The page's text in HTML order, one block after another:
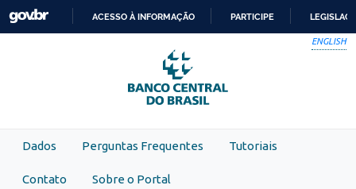
Skip to main content
PARA
O
CONTEÚDO
ACESSO À INFORMAÇÃO PARTICIPE
ENGLISH
Dados Perguntas Frequentes Tutoriais
Contato Sobre o Portal